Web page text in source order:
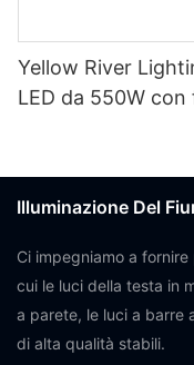
Yellow River
LED da 550W
Illuminazione Del
Ci impegniamo a
cui le luci della testa in
a parete, le luci a barre
di alta qualità stabili.